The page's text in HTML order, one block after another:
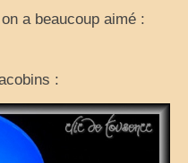
a beaucoup aimé :
: